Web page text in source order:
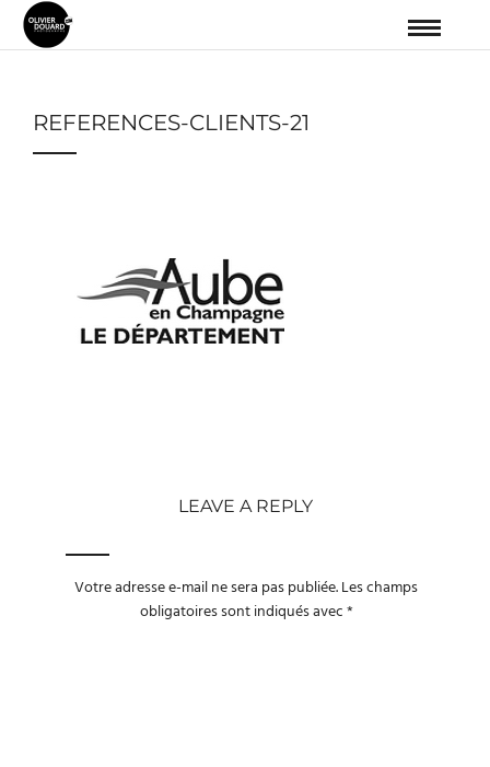
REFERENCES-CLIENTS-21
LEAVE A REPLY
Votre adresse e-mail ne sera pas publiée.Les champs
obligatoires sont indiqués avec*